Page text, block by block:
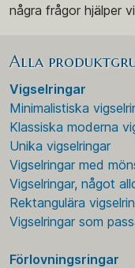
några frågor hjälper
Alla
Vigselringar
Minimalistiska
Klassiska moderna
Unika vigselringar
Vigselringar med
Vigselringar, något
Rektangulära
Vigselringar som
Förlovningsringar